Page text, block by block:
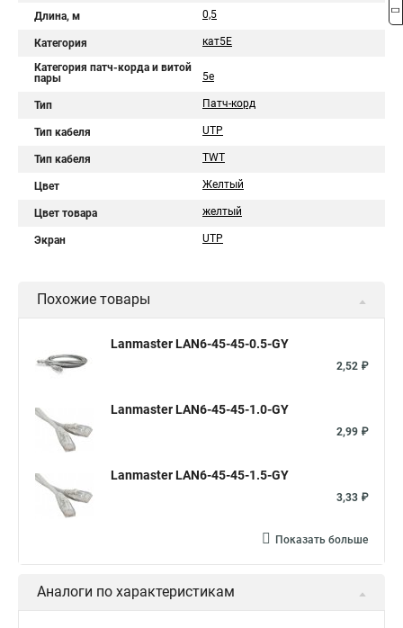
Длина, м 0,5
Категория кат5Е
Категория патч-корда и витой
пары
5e
Тип Патч-корд
Тип кабеля UTP
Тип кабеля TWT
Цвет Желтый
Цвет товара желтый
Экран UTP
Похожие товары
Lanmaster LAN6-45-45-0.5-GY
2,52 ₽
Lanmaster LAN6-45-45-1.0-GY
2,99 ₽
Lanmaster LAN6-45-45-1.5-GY
3,33 ₽
Показать больше
Аналоги по характеристикам